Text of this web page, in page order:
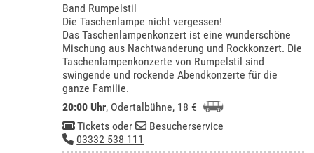
Band Rumpelstil
Die Taschenlampe nicht vergessen!
Das Taschenlampenkonzert ist eine wunderschöne
Mischung aus Nachtwanderung und Rockkonzert. Die
Taschenlampenkonzerte von Rumpelstil sind
swingende und rockende Abendkonzerte für die
ganze Familie.
20:00 Uhr, Odertalbühne, 18 €
Tickets oder
Besucherservice
03332 538 111